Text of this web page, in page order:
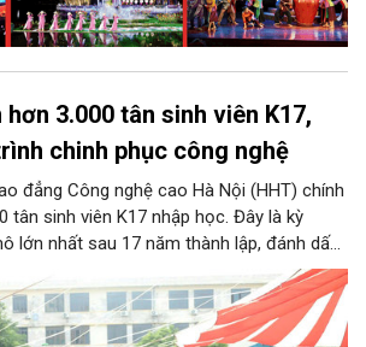
3.000 tân sinh viên K17,
chinh phục công nghệ
đẳng Công nghệ cao Hà Nội (HHT) chính
tân sinh viên K17 nhập học. Đây là kỳ
lớn nhất sau 17 năm thành lập, đánh dấu
trọng của nhà trường.